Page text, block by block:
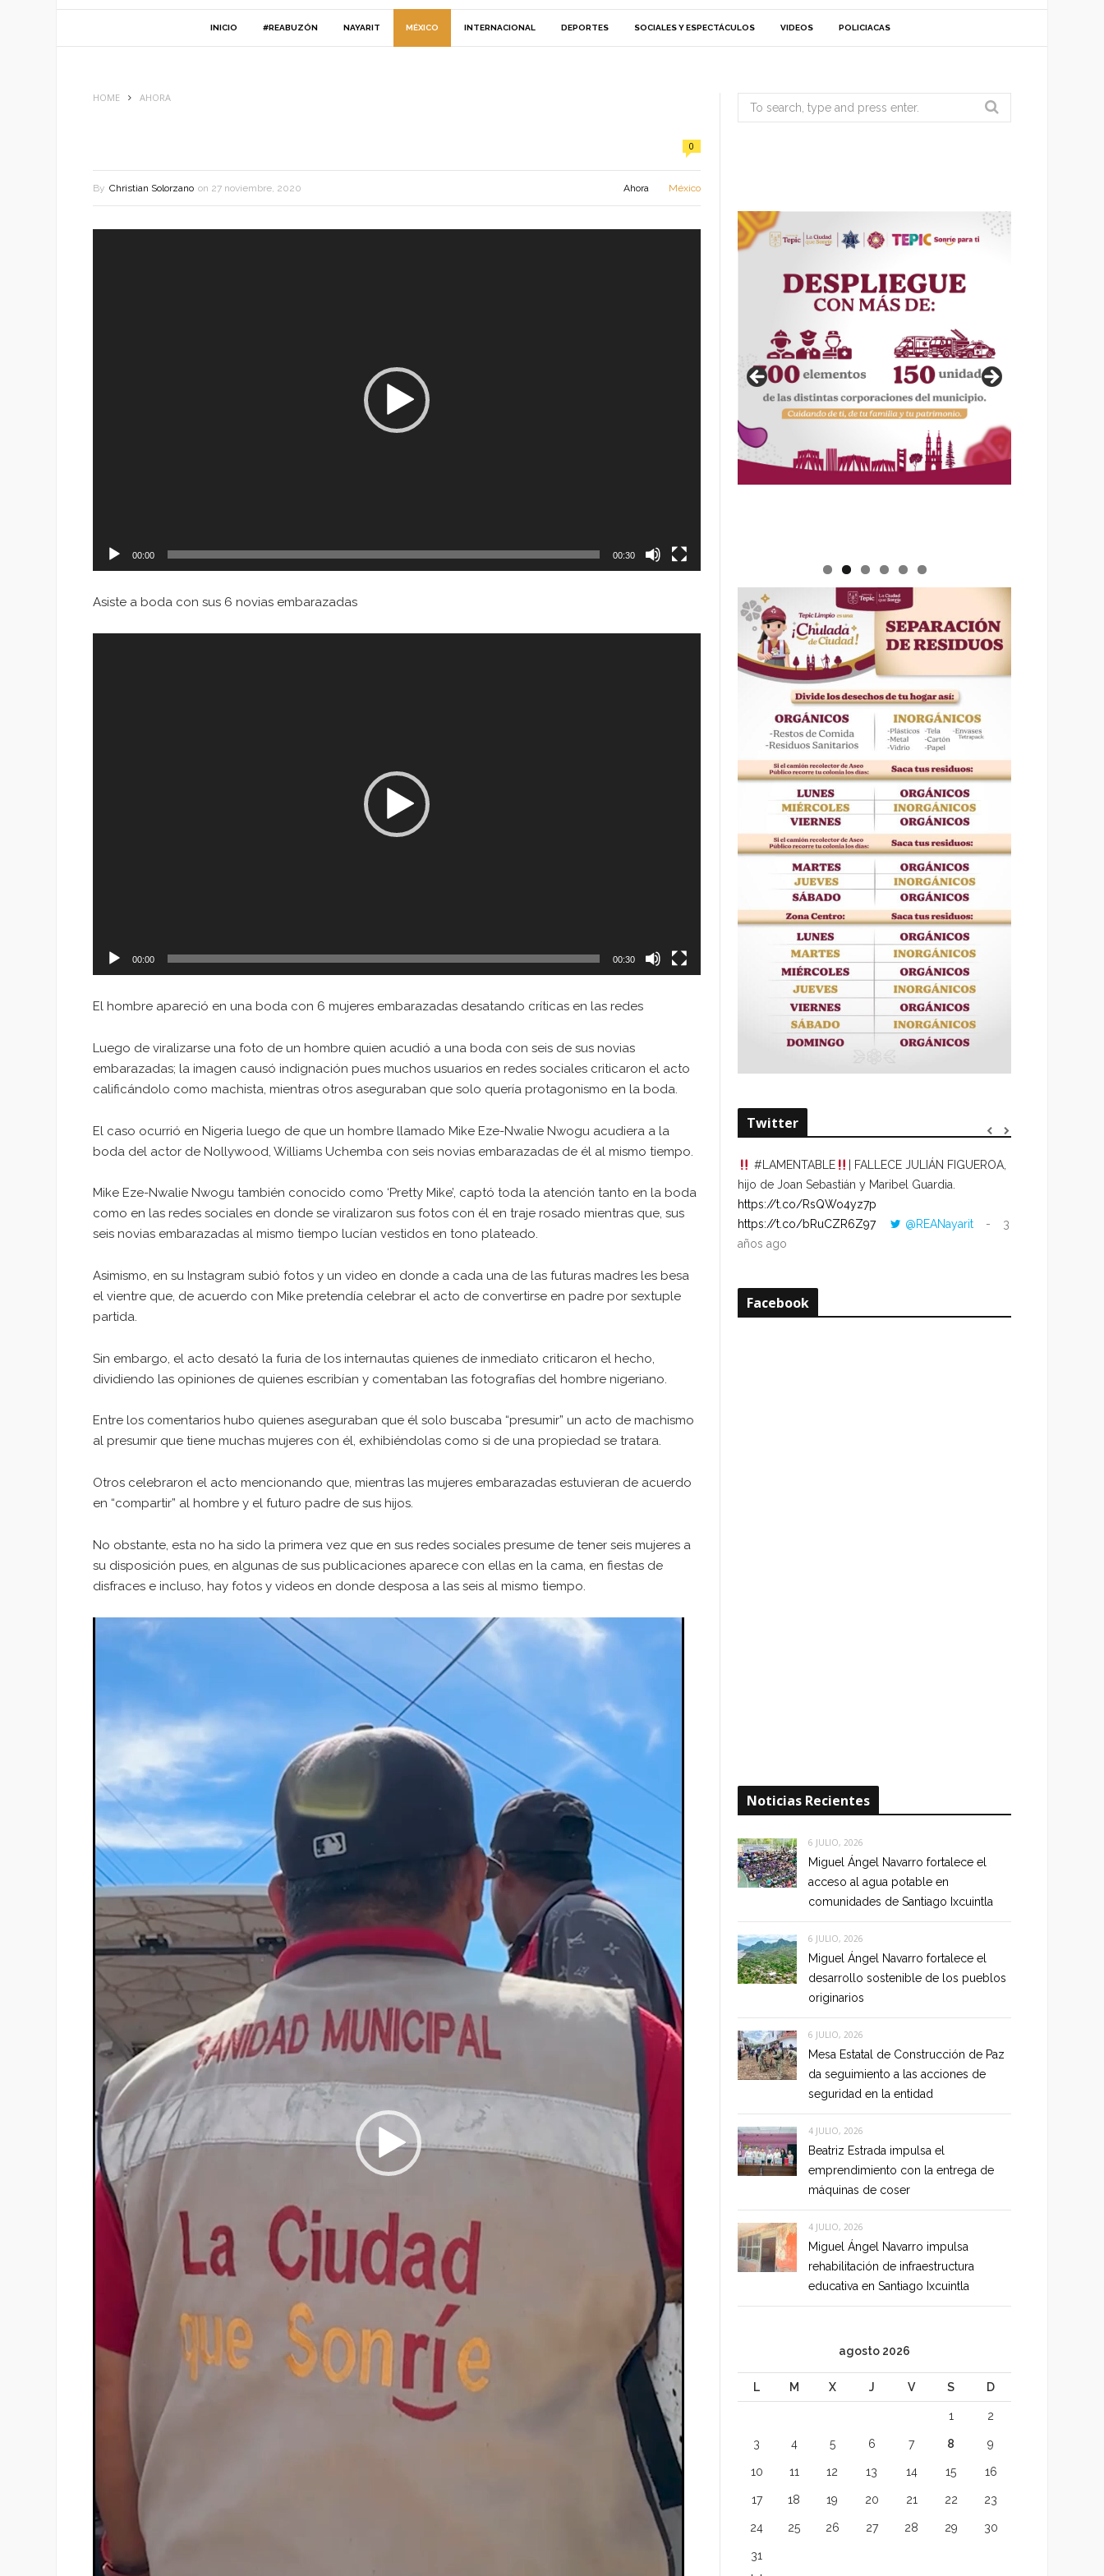
INICIO #REABUZÓN NAYARIT MÉXICO INTERNACIONAL DEPORTES SOCIALES Y ESPECTÁCULOS VIDEOS POLICIACAS
HOME AHORA
0
By Christian Solorzano on 27 noviembre, 2020 Ahora México
00:00 00:30
Asiste a boda con sus 6 novias embarazadas
00:00 00:30
El hombre apareció en una boda con 6 mujeres embarazadas desatando críticas en las redes
Luego de viralizarse una foto de un hombre quien acudió a una boda con seis de sus novias
embarazadas; la imagen causó indignación pues muchos usuarios en redes sociales criticaron el acto
calificándolo como machista, mientras otros aseguraban que solo quería protagonismo en la boda.
El caso ocurrió en Nigeria luego de que un hombre llamado Mike Eze-Nwalie Nwogu acudiera a la
boda del actor de Nollywood, Williams Uchemba con seis novias embarazadas de él al mismo tiempo.
Mike Eze-Nwalie Nwogu también conocido como ‘Pretty Mike’, captó toda la atención tanto en la boda
como en las redes sociales en donde se viralizaron sus fotos con él en traje rosado mientras que, sus
seis novias embarazadas al mismo tiempo lucían vestidos en tono plateado.
Asimismo, en su Instagram subió fotos y un video en donde a cada una de las futuras madres les besa
el vientre que, de acuerdo con Mike pretendía celebrar el acto de convertirse en padre por sextuple
partida.
Sin embargo, el acto desató la furia de los internautas quienes de inmediato criticaron el hecho,
dividiendo las opiniones de quienes escribían y comentaban las fotografías del hombre nigeriano.
Entre los comentarios hubo quienes aseguraban que él solo buscaba “presumir” un acto de machismo
al presumir que tiene muchas mujeres con él, exhibiéndolas como si de una propiedad se tratara.
Otros celebraron el acto mencionando que, mientras las mujeres embarazadas estuvieran de acuerdo
en “compartir” al hombre y el futuro padre de sus hijos.
No obstante, esta no ha sido la primera vez que en sus redes sociales presume de tener seis mujeres a
su disposición pues, en algunas de sus publicaciones aparece con ellas en la cama, en fiestas de
disfraces e incluso, hay fotos y videos en donde desposa a las seis al mismo tiempo.
Reproductor
Search
for:
Twitter
#LAMENTABLE
| FALLECE JULIÁN FIGUEROA,
hijo de Joan Sebastián y Maribel Guardia.
https://t.co/RsQWo4yz7p
https://t.co/bRuCZR6Z97
@REANayarit
3
años ago
Facebook
Noticias Recientes
6 JULIO, 2026
Miguel Ángel Navarro fortalece el
acceso al agua potable en
comunidades de Santiago Ixcuintla
6 JULIO, 2026
Miguel Ángel Navarro fortalece el
desarrollo sostenible de los pueblos
originarios
6 JULIO, 2026
Mesa Estatal de Construcción de Paz
da seguimiento a las acciones de
seguridad en la entidad
4 JULIO, 2026
Beatriz Estrada impulsa el
emprendimiento con la entrega de
máquinas de coser
4 JULIO, 2026
Miguel Ángel Navarro impulsa
rehabilitación de infraestructura
educativa en Santiago Ixcuintla
agosto 2026
L M X J V S D
1 2
3 4 5 6 7 8 9
10 11 12 13 14 15 16
17 18 19 20 21 22 23
24 25 26 27 28 29 30
31